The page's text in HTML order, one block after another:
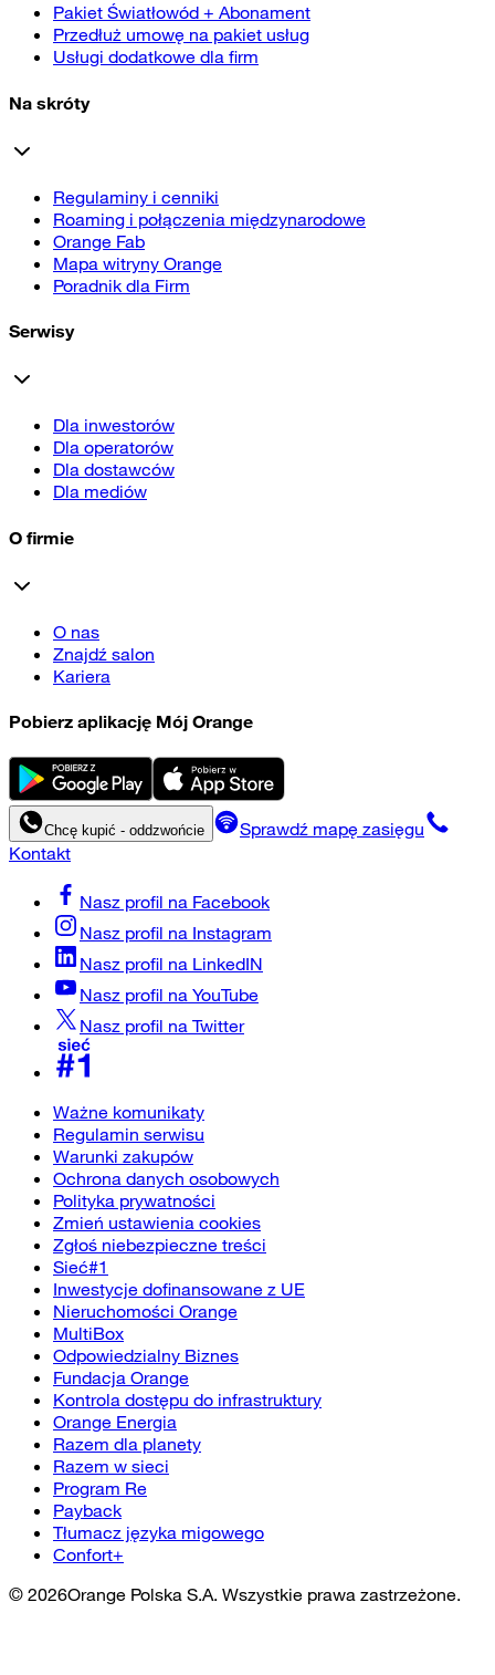
Pakiet Światłowód + Abonament
Przedłuż umowę na pakiet usług
Usługi dodatkowe dla firm
Na skróty
Regulaminy i cenniki
Roaming i połączenia międzynarodowe
Orange Fab
Mapa witryny Orange
Poradnik dla Firm
Serwisy
Dla inwestorów
Dla operatorów
Dla dostawców
Dla mediów
O firmie
O nas
Znajdź salon
Kariera
Pobierz aplikację Mój Orange
Chcę kupić - oddzwońcie
Sprawdź mapę zasięgu
Kontakt
Nasz profil na Facebook
Nasz profil na Instagram
Nasz profil na LinkedIN
Nasz profil na YouTube
Nasz profil na Twitter
Ważne komunikaty
Regulamin serwisu
Warunki zakupów
Ochrona danych osobowych
Polityka prywatności
Zmień ustawienia cookies
Zgłoś niebezpieczne treści
Sieć#1
Inwestycje dofinansowane z UE
Nieruchomości Orange
MultiBox
Odpowiedzialny Biznes
Fundacja Orange
Kontrola dostępu do infrastruktury
Orange Energia
Razem dla planety
Razem w sieci
Program Re
Payback
Tłumacz języka migowego
Confort+
© 2026Orange Polska S.A. Wszystkie prawa zastrzeżone.